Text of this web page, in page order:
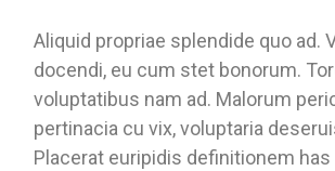
Aliquid propriae splendide quo ad.
docendi, eu cum stet bonorum.
voluptatibus nam ad. Malorum
pertinacia cu vix, voluptaria
Placerat euripidis definitionem has